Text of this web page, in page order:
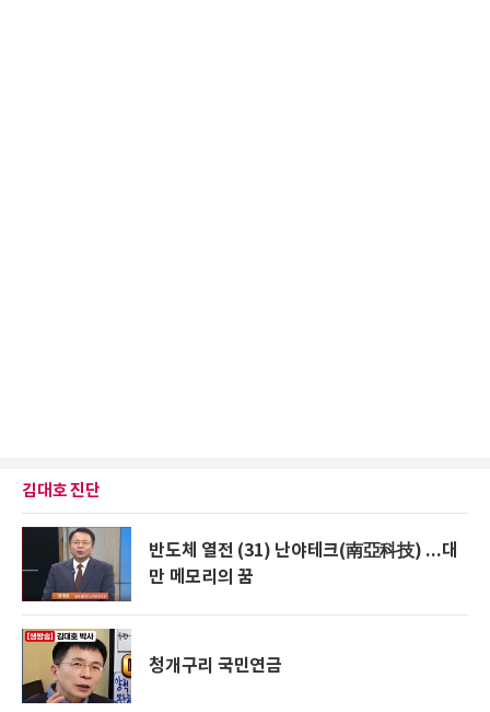
김대호 진단
반도체 열전 (31) 난야테크(南亞科技) ...대
만 메모리의 꿈
청개구리 국민연금